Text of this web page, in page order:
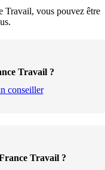
Travail, vous pouvez être
Travail ?
conseiller
Travail ?